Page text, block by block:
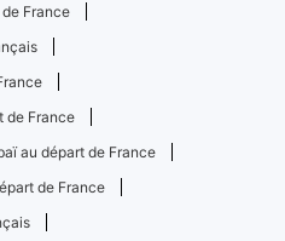
France
de France
au départ de France
de France